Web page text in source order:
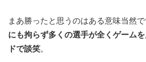
まあ勝ったと思うのはある意味当然で
にも拘らず多くの選手が全くゲーム
ドで談笑。